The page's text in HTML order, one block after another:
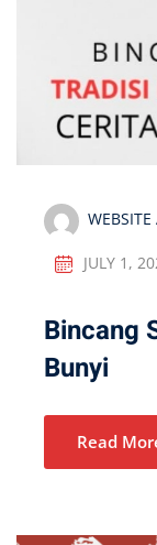
JULY 1,
Bincang
Bunyi
Read